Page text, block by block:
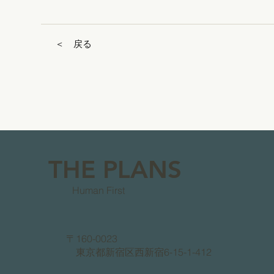
＜ 戻る
THE PLANS
Human First
〒160-0023
東京都新宿区西新宿6-15-1-412